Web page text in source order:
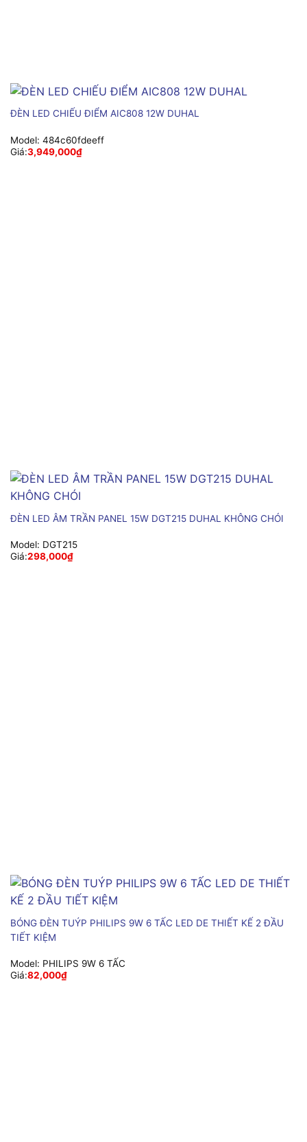
ĐÈN LED CHIẾU ĐIỂM AIC808 12W DUHAL
Model: 484c60fdeeff
Giá:3,949,000₫
ĐÈN LED ÂM TRẦN PANEL 15W DGT215 DUHAL KHÔNG CHÓI
Model: DGT215
Giá:298,000₫
BÓNG ĐÈN TUÝP PHILIPS 9W 6 TẤC LED DE THIẾT KẾ 2 ĐẦU
TIẾT KIỆM
Model: PHILIPS 9W 6 TẤC
Giá:82,000₫